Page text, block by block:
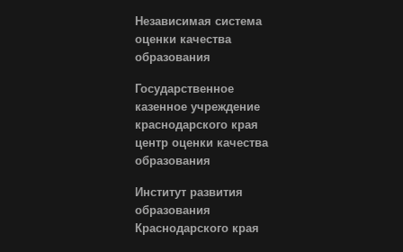
Независимая система
оценки качества
образования
Государственное
казенное учреждение
краснодарского края
центр оценки качества
образования
Институт развития
образования
Краснодарского края